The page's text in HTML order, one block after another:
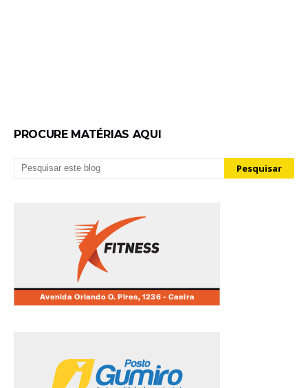
PROCURE MATÉRIAS AQUI